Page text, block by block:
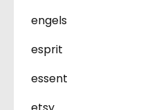
engels
esprit
essent